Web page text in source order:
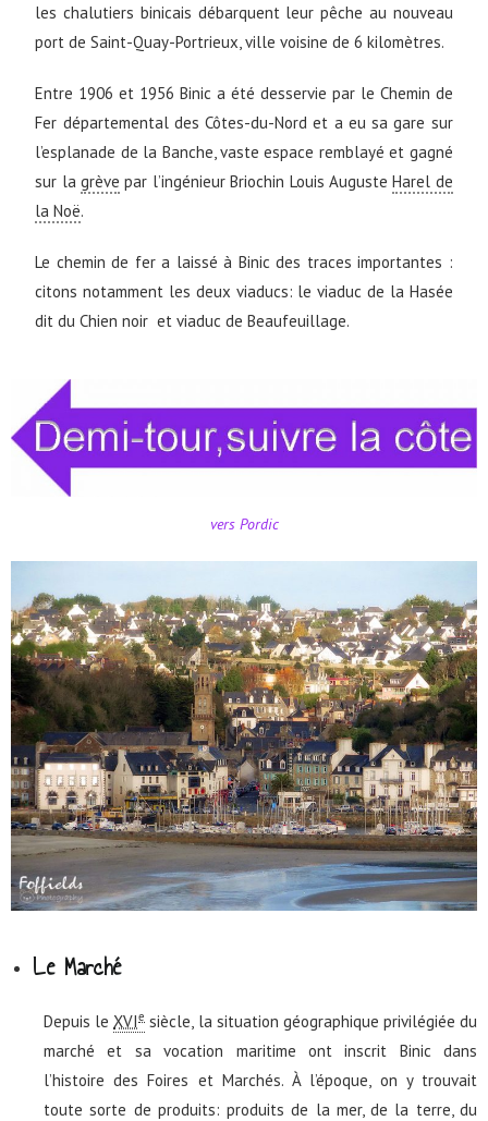
les chalutiers binicais débarquent leur pêche au nouveau
port de Saint-Quay-Portrieux, ville voisine de 6 kilomètres.
Entre 1906 et 1956 Binic a été desservie par le Chemin de
Fer départemental des Côtes-du-Nord et a eu sa gare sur
l’esplanade de la Banche, vaste espace remblayé et gagné
sur lagrève par l’ingénieur Briochin Louis AugusteHarel de
la Noë.
Le chemin de fer a laissé à Binic des traces importantes :
citons notamment les deux viaducs: le viaduc de la Hasée
dit du Chien noir et viaduc de Beaufeuillage.
vers Pordic
Le Marché
Depuis leXVIe siècle, la situation géographique privilégiée du
marché et sa vocation maritime ont inscrit Binic dans
l’histoire des Foires et Marchés. À l’époque, on y trouvait
toute sorte de produits: produits de la mer, de la terre, du